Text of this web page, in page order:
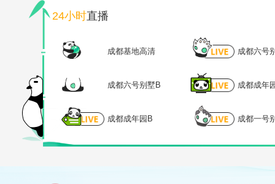
24小时直播
成都基地高清 成都六号
成都六号别墅B 成都成年
成都成年园B 成都一号